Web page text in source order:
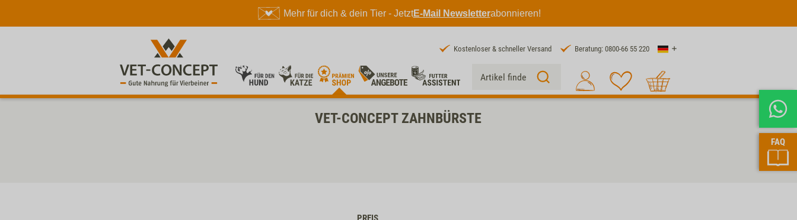
Mehr für dich & dein Tier - JetztE-Mail Newsletterabonnieren!
FAQ
Kostenloser & schneller Versand Beratung: 0800-66 55 220 Land
Suche 1
VET-CONCEPT ZAHNBÜRSTE